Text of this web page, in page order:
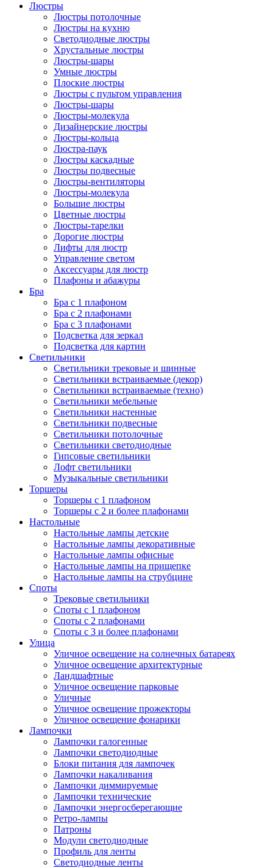
Люстры
Люстры потолочные
Люстры на кухню
Светодиодные люстры
Хрустальные люстры
Люстры-шары
Умные люстры
Плоские люстры
Люстры с пультом управления
Люстры-шары
Люстры-молекула
Дизайнерские люстры
Люстры-кольца
Люстра-паук
Люстры каскадные
Люстры подвесные
Люстры-вентиляторы
Люстры-молекула
Большие люстры
Цветные люстры
Люстры-тарелки
Дорогие люстры
Лифты для люстр
Управление светом
Аксессуары для люстр
Плафоны и абажуры
Бра
Бра с 1 плафоном
Бра с 2 плафонами
Бра с 3 плафонами
Подсветка для зеркал
Подсветка для картин
Светильники
Светильники трековые и шинные
Светильники встраиваемые (декор)
Светильники встраиваемые (техно)
Светильники мебельные
Светильники настенные
Светильники подвесные
Светильники потолочные
Светильники светодиодные
Гипсовые светильники
Лофт светильники
Музыкальные светильники
Торшеры
Торшеры с 1 плафоном
Торшеры с 2 и более плафонами
Настольные
Настольные лампы детские
Настольные лампы декоративные
Настольные лампы офисные
Настольные лампы на прищепке
Настольные лампы на струбцине
Споты
Трековые светильники
Споты с 1 плафоном
Споты с 2 плафонами
Споты с 3 и более плафонами
Улица
Уличное освещение на солнечных батареях
Уличное освещение архитектурные
Ландшафтные
Уличное освещение парковые
Уличные
Уличное освещение прожекторы
Уличное освещение фонарики
Лампочки
Лампочки галогенные
Лампочки светодиодные
Блоки питания для лампочек
Лампочки накаливания
Лампочки диммируемые
Лампочки технические
Лампочки энергосберегающие
Ретро-лампы
Патроны
Модули светодиодные
Профиль для ленты
Светодиодные ленты